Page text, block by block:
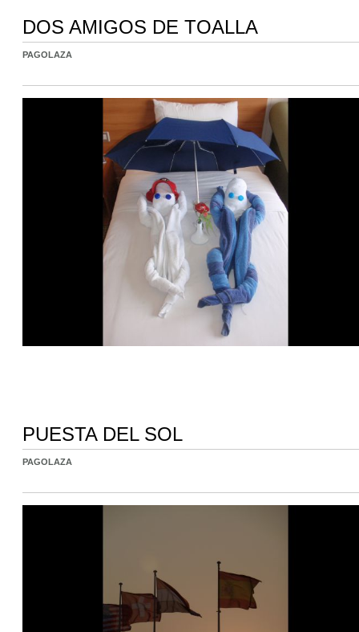
DOS AMIGOS DE TOALLA
PAGOLAZA
PUESTA DEL SOL
PAGOLAZA